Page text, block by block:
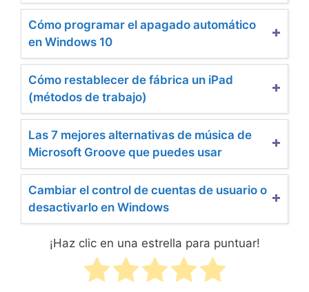
Cómo programar el apagado automático
en Windows 10
Cómo restablecer de fábrica un iPad
(métodos de trabajo)
Las 7 mejores alternativas de música de
Microsoft Groove que puedes usar
Cambiar el control de cuentas de usuario o
desactivarlo en Windows
¡Haz clic en una estrella para puntuar!